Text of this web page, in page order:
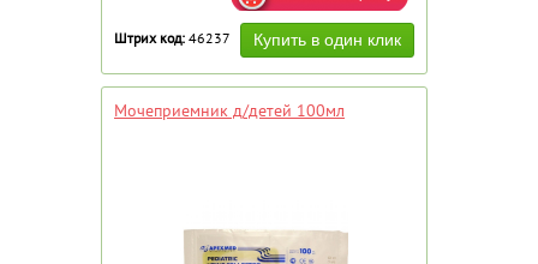
Штрих код: 46237
Мочеприемник д/детей 100мл